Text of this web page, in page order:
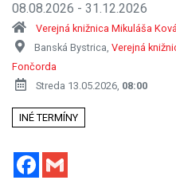
08.08.2026 - 31.12.2026
Verejná knižnica Mikuláša
Banská Bystrica, Verejná
Fončorda
Streda 13.05.2026, 08:00
INÉ TERMÍNY
Facebook